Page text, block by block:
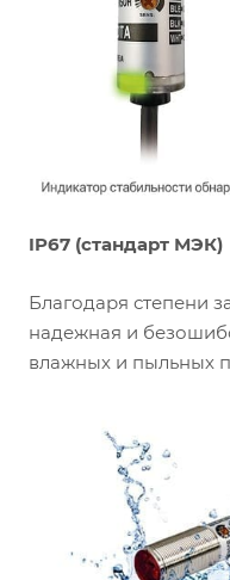
IP67 (стандарт МЭК)
Благодаря степени
надежная и
влажных и пыльных